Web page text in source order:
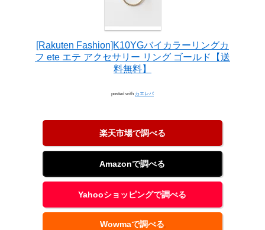
[Rakuten Fashion]K10YGバイカラーリングカ
フ ete エテ アクセサリー リング ゴールド【送
料無料】
posted with カエレバ
楽天市場で調べる
Amazonで調べる
Yahooショッピングで調べる
Wowmaで調べる